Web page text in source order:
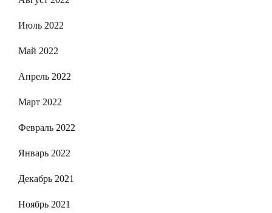
Июль 2022
Май 2022
Апрель 2022
Март 2022
Февраль 2022
Январь 2022
Декабрь 2021
Ноябрь 2021